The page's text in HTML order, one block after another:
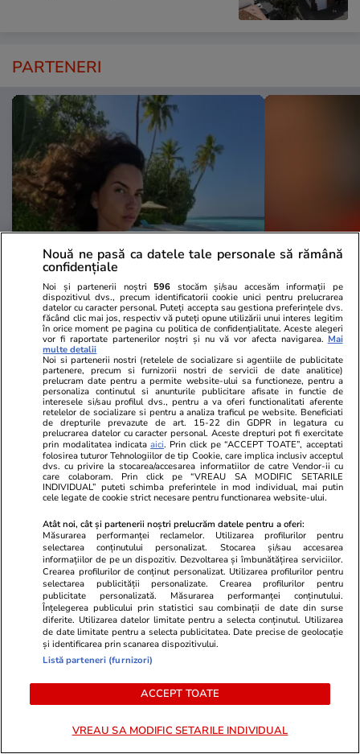
PARTENERI
Fără filtre pe plajă! Cele mai
spectaculoase poze cu vedetele
noastre în costum de baie [FOTO]
Salvatori
şi pietre
confundaţi
neagră", în
PARTENERI
GSP.ro
Florin Prunea, dizgrațios pe
arăt ceva frumos. E ce trebuie,
GSP.ro
Nouă ne pasă ca datele tale personale să rămână
confidențiale
Noi și partenerii noștri 596 stocăm și/sau accesăm informații pe
dispozitivul dvs., precum identificatorii cookie unici pentru prelucrarea
datelor cu caracter personal. Puteți accepta sau gestiona preferințele dvs.
făcând clic mai jos, respectiv vă puteți opune utilizării unui interes legitim
în orice moment pe pagina cu politica de confidențialitate. Aceste alegeri
vor fi raportate partenerilor noștri și nu vă vor afecta navigarea. Mai
multe detalii
Noi si partenerii nostri (retelele de socializare si agentiile de publicitate
partenere, precum si furnizorii nostri de servicii de date analitice)
prelucram date pentru a permite website-ului sa functioneze, pentru a
personaliza continutul si anunturile publicitare afisate in functie de
interesele si/sau profilul dvs., pentru a va oferi functionalitati aferente
retelelor de socializare si pentru a analiza traficul pe website. Beneficiati
de drepturile prevazute de art. 15-22 din GDPR in legatura cu
prelucrarea datelor cu caracter personal. Aceste drepturi pot fi exercitate
prin modalitatea indicataaici. Prin click pe “ACCEPT TOATE”, acceptati
folosirea tuturor Tehnologiilor de tip Cookie, care implica inclusiv acceptul
dvs. cu privire la stocarea/accesarea informatiilor de catre Vendor-ii cu
care colaboram. Prin click pe “VREAU SA MODIFIC SETARILE
INDIVIDUAL” puteti schimba preferintele in mod individual, mai putin
cele legate de cookie strict necesare pentru functionarea website-ului.
Atât noi, cât și partenerii noștri prelucrăm datele pentru a oferi:
Măsurarea performanței reclamelor. Utilizarea profilurilor pentru
selectarea conținutului personalizat. Stocarea și/sau accesarea
informațiilor de pe un dispozitiv. Dezvoltarea și îmbunătățirea serviciilor.
Crearea profilurilor de conținut personalizat. Utilizarea profilurilor pentru
selectarea publicității personalizate. Crearea profilurilor pentru
publicitate personalizată. Măsurarea performanței conținutului.
Înțelegerea publicului prin statistici sau combinații de date din surse
diferite. Utilizarea datelor limitate pentru a selecta conținutul. Utilizarea
de date limitate pentru a selecta publicitatea. Date precise de geolocație
și identificarea prin scanarea dispozitivului.
Listă parteneri (furnizori)
ACCEPT TOATE
VREAU SA MODIFIC SETARILE INDIVIDUAL